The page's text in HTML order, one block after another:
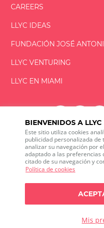
BIENVENIDOS A LLYC
Este sitio utiliza cookies
publicidad personalizada
analizar su navegación por
adaptado a las preferencias
citado de su navegación y
Política de cookies
Mis
CAREERS
LLYC IDEAS
FUNDACIÓNJOSÉ
LLYC VENTURING
LLYC EN MIAMI
LLYC © 2026 Todos los derechos
ES
600 Brickell Avenue,
Política de cookies
Política de privacidad sobre
Política de seguridad de la